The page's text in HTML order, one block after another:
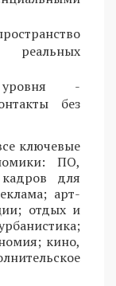
уровня -
без
ключевые
ПО,
для
арт-
отдых и
кино,